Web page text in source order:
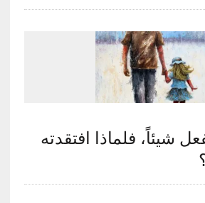
شيئاً، فلماذا افتقدته